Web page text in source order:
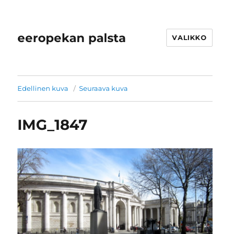
eeropekan palsta VALIKKO
Edellinen kuva Seuraava kuva
IMG_1847